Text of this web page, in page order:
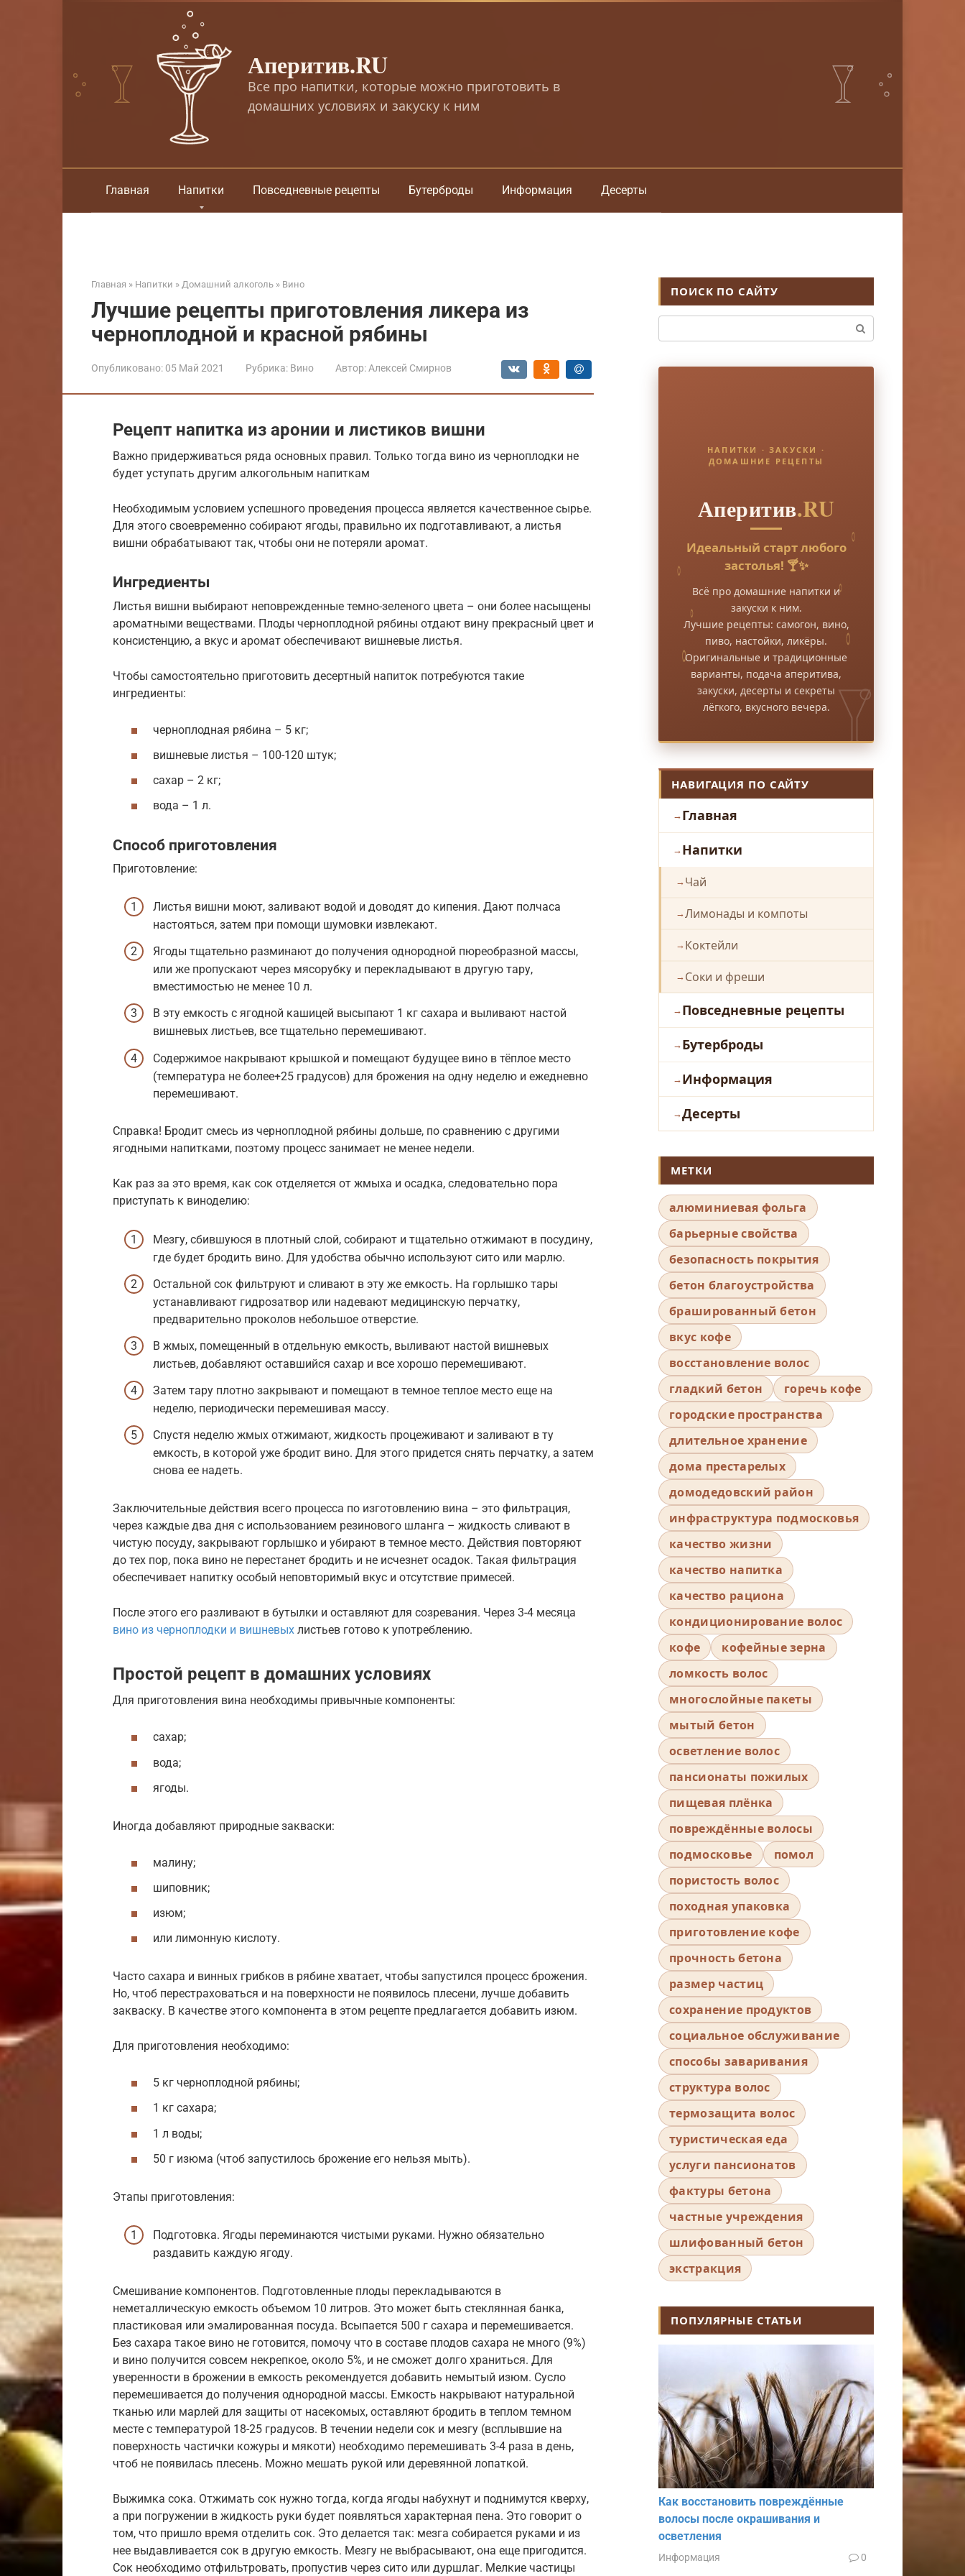
Аперитив.RU
Все про напитки, которые можно приготовить в
домашних условиях и закуску к ним
Главная Напитки Повседневные рецепты Бутерброды Информация Десерты
Главная » Напитки » Домашний алкоголь » Вино
Лучшие рецепты приготовления ликера из
черноплодной и красной рябины
Опубликовано: 05 Май 2021 Рубрика: Вино Автор: Алексей Смирнов
Рецепт напитка из аронии и листиков вишни
Важно придерживаться ряда основных правил. Только тогда вино из черноплодки не
будет уступать другим алкогольным напиткам
Необходимым условием успешного проведения процесса является качественное сырье.
Для этого своевременно собирают ягоды, правильно их подготавливают, а листья
вишни обрабатывают так, чтобы они не потеряли аромат.
Ингредиенты
Листья вишни выбирают неповрежденные темно-зеленого цвета – они более насыщены
ароматными веществами. Плоды черноплодной рябины отдают вину прекрасный цвет и
консистенцию, а вкус и аромат обеспечивают вишневые листья.
Чтобы самостоятельно приготовить десертный напиток потребуются такие
ингредиенты:
черноплодная рябина – 5 кг;
вишневые листья – 100-120 штук;
сахар – 2 кг;
вода – 1 л.
Способ приготовления
Приготовление:
Листья вишни моют, заливают водой и доводят до кипения. Дают полчаса
настояться, затем при помощи шумовки извлекают.
Ягоды тщательно разминают до получения однородной пюреобразной массы,
или же пропускают через мясорубку и перекладывают в другую тару,
вместимостью не менее 10 л.
В эту емкость с ягодной кашицей высыпают 1 кг сахара и выливают настой
вишневых листьев, все тщательно перемешивают.
Содержимое накрывают крышкой и помещают будущее вино в тёплое место
(температура не более+25 градусов) для брожения на одну неделю и ежедневно
перемешивают.
Справка! Бродит смесь из черноплодной рябины дольше, по сравнению с другими
ягодными напитками, поэтому процесс занимает не менее недели.
Как раз за это время, как сок отделяется от жмыха и осадка, следовательно пора
приступать к виноделию:
Мезгу, сбившуюся в плотный слой, собирают и тщательно отжимают в посудину,
где будет бродить вино. Для удобства обычно используют сито или марлю.
Остальной сок фильтруют и сливают в эту же емкость. На горлышко тары
устанавливают гидрозатвор или надевают медицинскую перчатку,
предварительно проколов небольшое отверстие.
В жмых, помещенный в отдельную емкость, выливают настой вишневых
листьев, добавляют оставшийся сахар и все хорошо перемешивают.
Затем тару плотно закрывают и помещают в темное теплое место еще на
неделю, периодически перемешивая массу.
Спустя неделю жмых отжимают, жидкость процеживают и заливают в ту
емкость, в которой уже бродит вино. Для этого придется снять перчатку, а затем
снова ее надеть.
Заключительные действия всего процесса по изготовлению вина – это фильтрация,
через каждые два дня с использованием резинового шланга – жидкость сливают в
чистую посуду, закрывают горлышко и убирают в темное место. Действия повторяют
до тех пор, пока вино не перестанет бродить и не исчезнет осадок. Такая фильтрация
обеспечивает напитку особый неповторимый вкус и отсутствие примесей.
После этого его разливают в бутылки и оставляют для созревания. Через 3-4 месяца
вино из черноплодки и вишневых листьев готово к употреблению.
Простой рецепт в домашних условиях
Для приготовления вина необходимы привычные компоненты:
сахар;
вода;
ягоды.
Иногда добавляют природные закваски:
малину;
шиповник;
изюм;
или лимонную кислоту.
Часто сахара и винных грибков в рябине хватает, чтобы запустился процесс брожения.
Но, чтоб перестраховаться и на поверхности не появилось плесени, лучше добавить
закваску. В качестве этого компонента в этом рецепте предлагается добавить изюм.
Для приготовления необходимо:
5 кг черноплодной рябины;
1 кг сахара;
1 л воды;
50 г изюма (чтоб запустилось брожение его нельзя мыть).
Этапы приготовления:
Подготовка. Ягоды переминаются чистыми руками. Нужно обязательно
раздавить каждую ягоду.
Смешивание компонентов. Подготовленные плоды перекладываются в
неметаллическую емкость объемом 10 литров. Это может быть стеклянная банка,
пластиковая или эмалированная посуда. Всыпается 500 г сахара и перемешивается.
Без сахара такое вино не готовится, помочу что в составе плодов сахара не много (9%)
и вино получится совсем некрепкое, около 5%, и не сможет долго храниться. Для
уверенности в брожении в емкость рекомендуется добавить немытый изюм. Сусло
перемешивается до получения однородной массы. Емкость накрывают натуральной
тканью или марлей для защиты от насекомых, оставляют бродить в теплом темном
месте с температурой 18-25 градусов. В течении недели сок и мезгу (всплывшие на
поверхность частички кожуры и мякоти) необходимо перемешивать 3-4 раза в день,
чтоб не появилась плесень. Можно мешать рукой или деревянной лопаткой.
Выжимка сока. Отжимать сок нужно тогда, когда ягоды набухнут и поднимутся кверху,
а при погружении в жидкость руки будет появляться характерная пена. Это говорит о
том, что пришло время отделить сок. Это делается так: мезга собирается руками и из
нее выдавливается сок в другую емкость. Мезгу не выбрасывают, она еще пригодится.
Сок необходимо отфильтровать, пропустив через сито или дуршлаг. Мелкие частицы
ПОИСК ПО САЙТУ
НАПИТКИ · ЗАКУСКИ ·
ДОМАШНИЕ РЕЦЕПТЫ
Аперитив.RU
Идеальный старт любого
застолья! 🍸✨
Всё про домашние напитки и
закуски к ним.
Лучшие рецепты: самогон, вино,
пиво, настойки, ликёры.
Оригинальные и традиционные
варианты, подача аперитива,
закуски, десерты и секреты
лёгкого, вкусного вечера.
НАВИГАЦИЯ ПО САЙТУ
Главная
Напитки
Чай
Лимонады и компоты
Коктейли
Соки и фреши
Повседневные рецепты
Бутерброды
Информация
Десерты
МЕТКИ
алюминиевая фольга
барьерные свойства
безопасность покрытия
бетон благоустройства
брашированный бетон
вкус кофе
восстановление волос
гладкий бетон
горечь кофе
городские пространства
длительное хранение
дома престарелых
домодедовский район
инфраструктура подмосковья
качество жизни
качество напитка
качество рациона
кондиционирование волос
кофе
кофейные зерна
ломкость волос
многослойные пакеты
мытый бетон
осветление волос
пансионаты пожилых
пищевая плёнка
повреждённые волосы
подмосковье
помол
пористость волос
походная упаковка
приготовление кофе
прочность бетона
размер частиц
сохранение продуктов
социальное обслуживание
способы заваривания
структура волос
термозащита волос
туристическая еда
услуги пансионатов
фактуры бетона
частные учреждения
шлифованный бетон
экстракция
ПОПУЛЯРНЫЕ СТАТЬИ
Как восстановить повреждённые
волосы после окрашивания и
осветления
Информация 0